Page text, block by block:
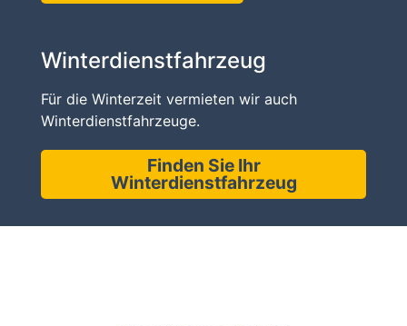
Winterdienstfahrzeug
Für die Winterzeit vermieten wir auch
Winterdienstfahrzeuge.
Finden Sie Ihr
Winterdienstfahrzeug